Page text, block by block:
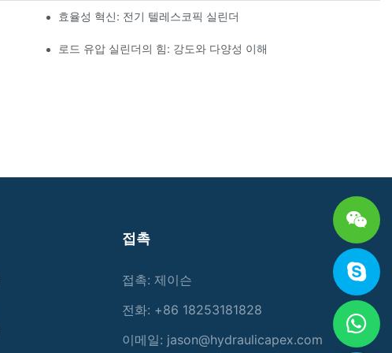
효율성 혁신: 전기 텔레스코픽 실린더
로드 유압 실린더의 힘: 강도와 다양성 이해
접촉
접촉: 제이슨
전화: +86 18253181828
이메일: jason@hydraulicapex.com